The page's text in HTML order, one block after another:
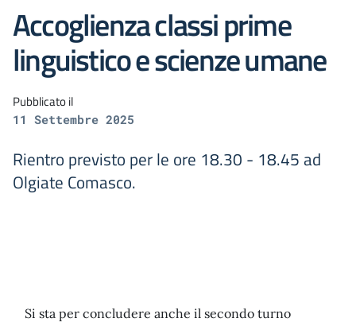
Accoglienza classi prime
linguistico e scienze umane
Pubblicato il
11 Settembre 2025
Rientro previsto per le ore 18.30 - 18.45 ad
Olgiate Comasco.
Si sta per concludere anche il secondo turno